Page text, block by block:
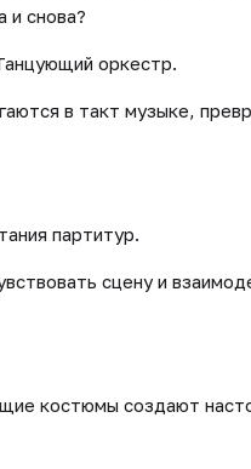
и снова?
оркестр.
в такт музыке,
партитур.
сцену и
костюмы создают